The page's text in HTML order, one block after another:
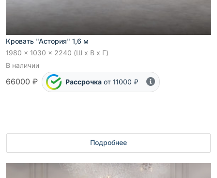
Кровать "Астория" 1,6 м
1980 x 1030 x 2240 (Ш x В x Г)
В наличии
66000 ₽ Рассрочка от 11000 ₽
Подробнее